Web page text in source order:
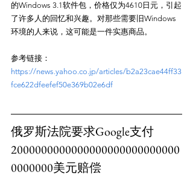
的Windows 3.1软件包，价格仅为4610日元，引起
了许多人的回忆和兴趣。对那些需要旧Windows
参考链接：
https://news.yahoo.co.jp/articles/b2a23cae44ff33
fce622dfeefef50e369b02e6df
俄罗斯法院要求Google支付
2000000000000000000000000000
0000000美元赔偿